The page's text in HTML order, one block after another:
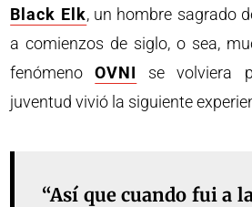
Black Elk, un hombre sagrado
a comienzos de siglo, o sea,
fenómenoOVNI
se volviera
juventud vivió la siguiente
“Así que cuando fui a